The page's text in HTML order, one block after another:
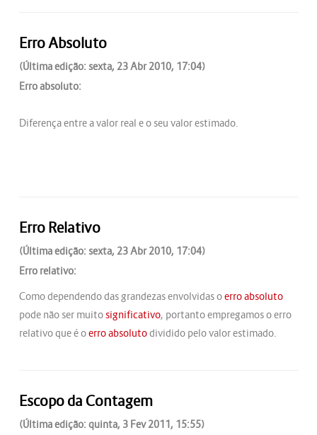
Erro Absoluto
(Última edição: sexta, 23 Abr 2010, 17:04)
Erro absoluto:
Diferença entre a valor real e o seu valor estimado.
Erro Relativo
(Última edição: sexta, 23 Abr 2010, 17:04)
Erro relativo:
Como dependendo das grandezas envolvidas oerro absoluto
pode não ser muitosignificativo, portanto empregamos o erro
relativo que é oerro absolutodividido pelo valor estimado.
Escopo da Contagem
(Última edição: quinta, 3 Fev 2011, 15:55)